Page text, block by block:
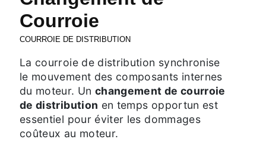
Courroie
COURROIE DE DISTRIBUTION
La courroie de distribution synchronise
le mouvement des composants internes
du moteur. Un changement de courroie
de distribution en temps opportun est
essentiel pour éviter les dommages
coûteux au moteur.